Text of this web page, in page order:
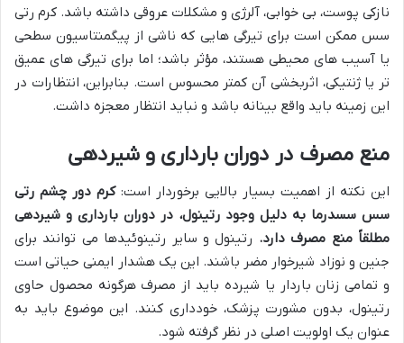
نازکی پوست، بی خوابی، آلرژی و مشکلات عروقی داشته باشد. کرم رتی
سس ممکن است برای تیرگی هایی که ناشی از پیگمنتاسیون سطحی
یا آسیب های محیطی هستند، مؤثر باشد؛ اما برای تیرگی های عمیق
تر یا ژنتیکی، اثربخشی آن کمتر محسوس است. بنابراین، انتظارات در
این زمینه باید واقع بینانه باشد و نباید انتظار معجزه داشت.
منع مصرف در دوران بارداری و شیردهی
این نکته از اهمیت بسیار بالایی برخوردار است:کرم دور چشم رتی
سس سسدرما به دلیل وجود رتینول، در دوران بارداری و شیردهی
مطلقاً منع مصرف دارد. رتینول و سایر رتینوئیدها می توانند برای
جنین و نوزاد شیرخوار مضر باشند. این یک هشدار ایمنی حیاتی است
و تمامی زنان باردار یا شیرده باید از مصرف هرگونه محصول حاوی
رتینول، بدون مشورت پزشک، خودداری کنند. این موضوع باید به
عنوان یک اولویت اصلی در نظر گرفته شود.